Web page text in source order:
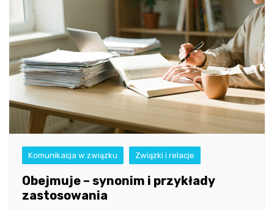
Komunikacja w związku Związki i relacje
Obejmuje – synonim i przykłady
zastosowania